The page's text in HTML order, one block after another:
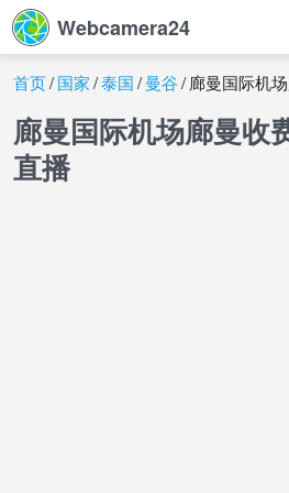
Webcamera24
首页 国家 泰国 曼谷 廊曼国际机
廊曼国际机场廊曼收
直播